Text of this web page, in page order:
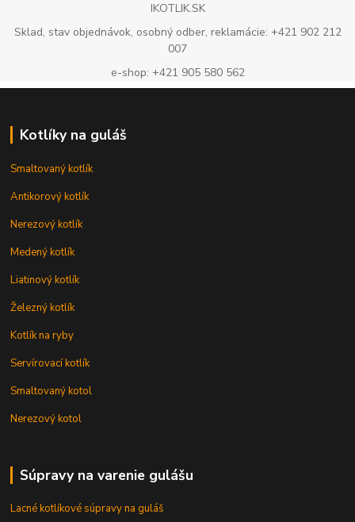
IKOTLIK.SK
Sklad, stav objednávok, osobný odber, reklamácie: +421 902 212
007
e-shop: +421 905 580 562
Kotlíky na guláš
Smaltovaný kotlík
Antikorový kotlík
Nerezový kotlík
Medený kotlík
Liatinový kotlík
Železný kotlík
Kotlík na ryby
Servírovací kotlík
Smaltovaný kotol
Nerezový kotol
Súpravy na varenie gulášu
Lacné kotlíkové súpravy na guláš